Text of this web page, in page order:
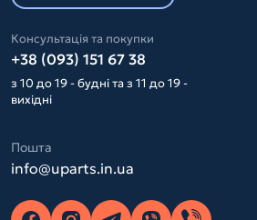
Консультація та покупки
+38 (093) 151 67 38
з 10 до 19 - будні та з 11 до 19 -
вихідні
Пошта
info@uparts.in.ua